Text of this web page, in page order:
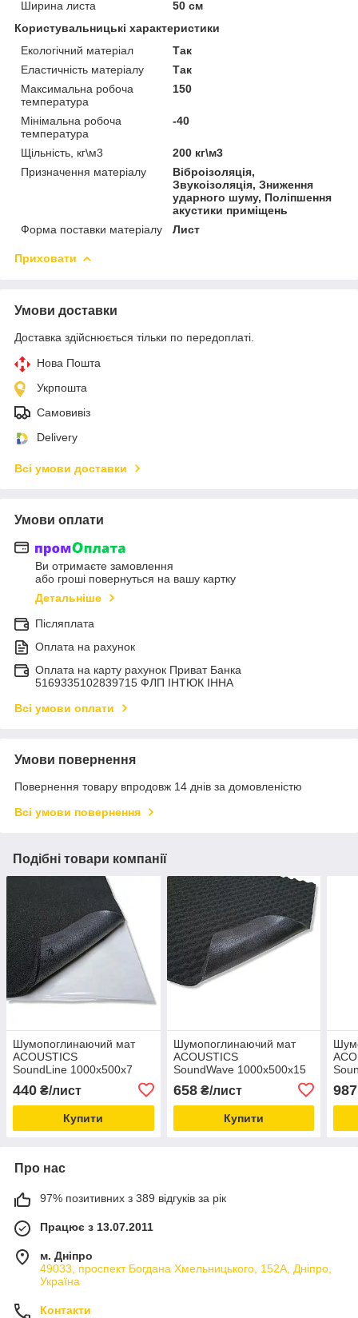
Ширина листа
50 см
Користувальницькі характеристики
Екологічний матеріал
Так
Еластичність матеріалу
Так
Максимальна робоча
температура
150
Мінімальна робоча
температура
-40
Щільність, кг\м3
200 кг\м3
Призначення матеріалу
Віброізоляція,
Звукоізоляція, Зниження
ударного шуму, Поліпшення
акустики приміщень
Форма поставки матеріалу
Лист
Приховати
Умови доставки
Доставка здійснюється тільки по передоплаті.
Нова Пошта
Укрпошта
Самовивіз
Delivery
Всі умови доставки
Умови оплати
Ви отримаєте замовлення
або гроші повернуться на вашу картку
Детальніше
Післяплата
Оплата на рахунок
Оплата на карту рахунок Приват Банка
5169335102839715 ФЛП ІНТЮК ІННА
Всі умови оплати
Умови повернення
Повернення товару впродовж 14 днів за домовленістю
Всі умови повернення
Подібні товари компанії
Шумопоглинаючий мат
ACOUSTICS
SoundLine 1000х500х7
440 ₴/лист
Купити
Шумопоглинаючий мат
ACOUSTICS
SoundWave 1000х500х15
658₴/лист
Купити
987
Про нас
97% позитивних з 389 відгуків за рік
Працює з 13.07.2011
м. Дніпро
49033, проспект Богдана Хмельницького, 152А, Дніпро,
Україна
Контакти